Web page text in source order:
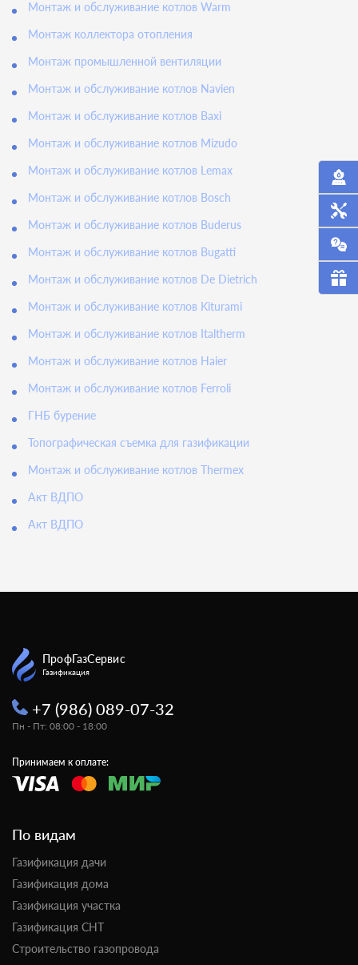
Монтаж и обслуживание котлов Warm
Монтаж коллектора отопления
Монтаж промышленной вентиляции
Монтаж и обслуживание котлов Navien
Монтаж и обслуживание котлов Baxi
Монтаж и обслуживание котлов Mizudo
Монтаж и обслуживание котлов Lemax
Монтаж и обслуживание котлов Bosch
Монтаж и обслуживание котлов Buderus
Монтаж и обслуживание котлов Bugatti
Монтаж и обслуживание котлов De Dietrich
Монтаж и обслуживание котлов Kiturami
Монтаж и обслуживание котлов Italtherm
Монтаж и обслуживание котлов Haier
Монтаж и обслуживание котлов Ferroli
ГНБ бурение
Топографическая съемка для газификации
Монтаж и обслуживание котлов Thermex
Акт ВДПО
Акт ВДПО
ПрофГазСервис
Газификация
+7 (986) 089-07-32
Пн - Пт: 08:00 - 18:00
Принимаем к оплате:
По видам
Газификация дачи
Газификация дома
Газификация участка
Газификация СНТ
Строительство газопровода